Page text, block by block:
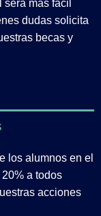
más fácil
dudas solicita
becas y
los alumnos en el
a todos
acciones